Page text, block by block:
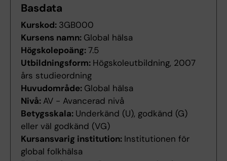
Basdata
Kurskod: 3GB000
Kursens namn: Global hälsa
Högskolepoäng:7.5
Utbildningsform: Högskoleutbildning, 2007
års studieordning
Huvudområde: Global hälsa
Nivå: AV - Avancerad nivå
Betygsskala: Underkänd (U), godkänd (G)
eller väl godkänd (VG)
Kursansvarig institution: Institutionen för
global folkhälsa